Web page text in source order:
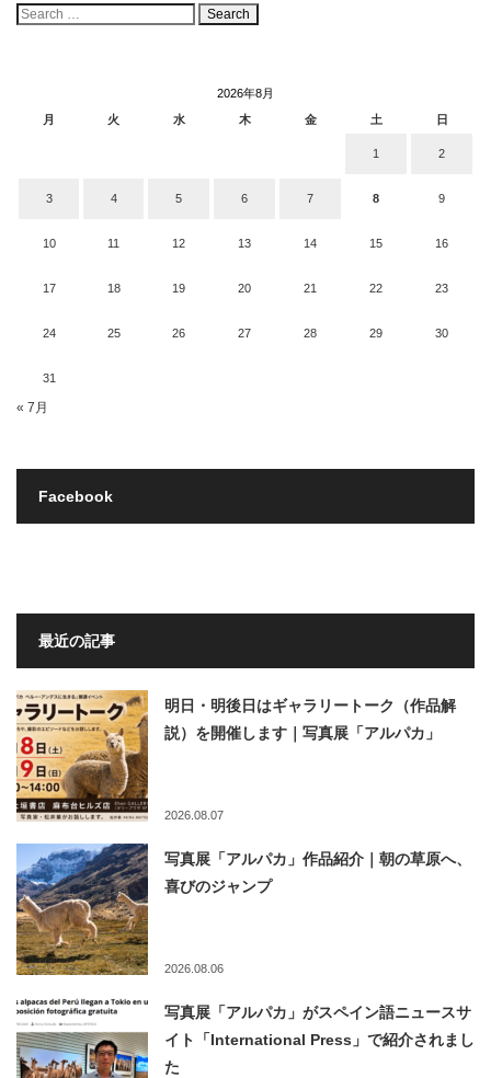
検
索:
2026年8月
月
火 水 木 金 土 日
1 2
3 4 5 6 7 8 9
10 11 12 13 14 15 16
17 18 19 20 21 22 23
24 25 26 27 28 29 30
31
« 7月
Facebook
最近の記事
明日・明後日はギャラリートーク（作品解
説）を開催します｜写真展「アルパカ」
2026.08.07
写真展「アルパカ」作品紹介｜朝の草原へ、
喜びのジャンプ
2026.08.06
写真展「アルパカ」がスペイン語ニュースサ
イト「International Press」で紹介されまし
た